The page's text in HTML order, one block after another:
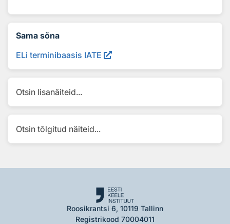
Sama sõna
ELi terminibaasis IATE
Otsin lisanäiteid...
Otsin tõlgitud näiteid...
Roosikrantsi 6, 10119 Tallinn
Registrikood 70004011